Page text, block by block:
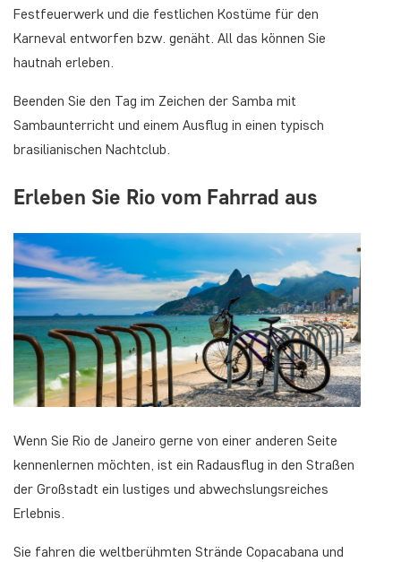
Festfeuerwerk und die festlichen Kostüme für den
Karneval entworfen bzw. genäht. All das können Sie
hautnah erleben.
Beenden Sie den Tag im Zeichen der Samba mit
Sambaunterricht und einem Ausflug in einen typisch
brasilianischen Nachtclub.
Erleben Sie Rio vom Fahrrad aus
Wenn Sie Rio de Janeiro gerne von einer anderen Seite
kennenlernen möchten, ist ein Radausflug in den Straßen
der Großstadt ein lustiges und abwechslungsreiches
Erlebnis.
Sie fahren die weltberühmten Strände Copacabana und